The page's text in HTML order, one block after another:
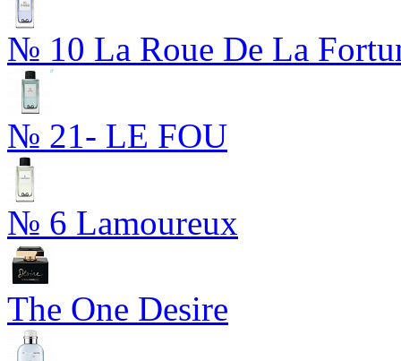
№ 10 La Roue De La
№ 21- LE FOU
№ 6 Lamoureux
The One Desire